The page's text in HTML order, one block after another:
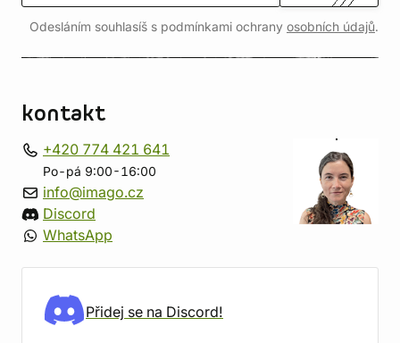
Odesláním souhlasíš s podmínkami ochrany osobních údajů.
kontakt
+420 774 421 641
Po-pá 9:00-16:00
info@imago.cz
Discord
WhatsApp
Přidej se na Discord!